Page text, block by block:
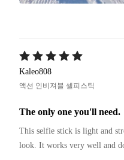
Kaleo808
액션 인비져블 셀피스틱
The only one you'll need.
This selfie stick is light and
look. It works very well and